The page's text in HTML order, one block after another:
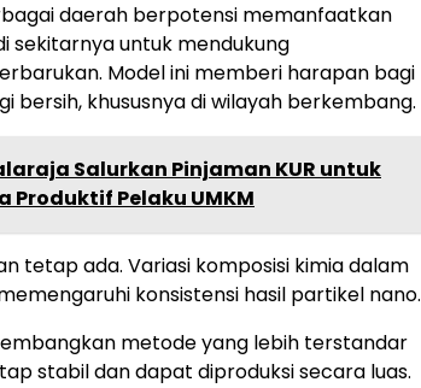
daerah berpotensi memanfaatkan
sekitarnya untuk mendukung
Model ini memberi harapan bagi
bersih, khususnya di wilayah berkembang.
Salurkan Pinjaman KUR untuk
Produktif Pelaku UMKM
tetap ada. Variasi komposisi kimia dalam
konsistensi hasil partikel nano.
metode yang lebih terstandar
stabil dan dapat diproduksi secara luas.